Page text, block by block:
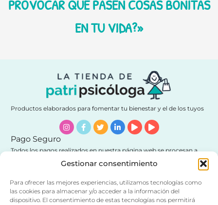
Gestionar consentimiento
Para ofrecer las mejores experiencias, utilizamos tecnologías como
las cookies para almacenar y/o acceder a la información del
dispositivo. El consentimiento de estas tecnologías nos permitirá
PROVOCAR QUE PASEN COSAS BONITAS
EN TU VIDA?»
Productos elaborados para fomentar tu bienestar y el de los tuyos
f in
Pago Seguro
Todos los pagos realizados en nuestra página web se procesan a
Contacto y soporte